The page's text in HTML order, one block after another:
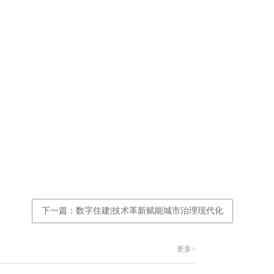
下一篇：数字住建|技术革新赋能城市治理现代化
更多>